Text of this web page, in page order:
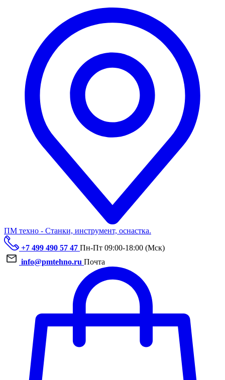
ПМ техно - Станки, инструмент, оснастка.
+7 499 490 57 47 Пн-Пт 09:00-18:00 (Мск)
info@pmtehno.ru Почта